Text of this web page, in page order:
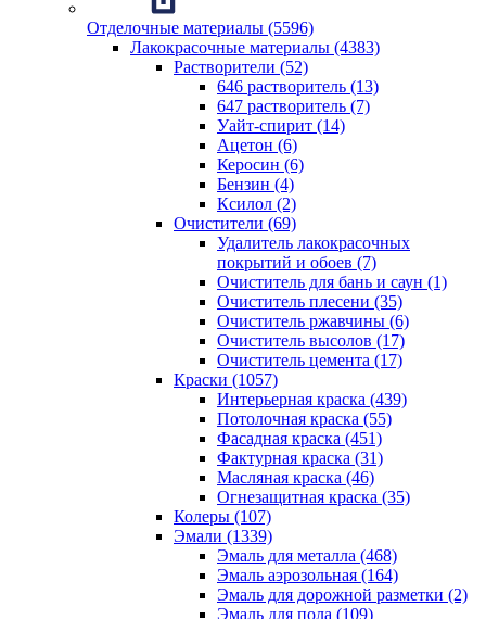
Отделочные материалы (5596)
Лакокрасочные материалы (4383)
Растворители (52)
646 растворитель (13)
647 растворитель (7)
Уайт-спирит (14)
Ацетон (6)
Керосин (6)
Бензин (4)
Ксилол (2)
Очистители (69)
Удалитель лакокрасочных
покрытий и обоев (7)
Очиститель для бань и саун (1)
Очиститель плесени (35)
Очиститель ржавчины (6)
Очиститель высолов (17)
Очиститель цемента (17)
Краски (1057)
Интерьерная краска (439)
Потолочная краска (55)
Фасадная краска (451)
Фактурная краска (31)
Масляная краска (46)
Огнезащитная краска (35)
Колеры (107)
Эмали (1339)
Эмаль для металла (468)
Эмаль аэрозольная (164)
Эмаль для дорожной разметки (2)
Эмаль для пола (109)